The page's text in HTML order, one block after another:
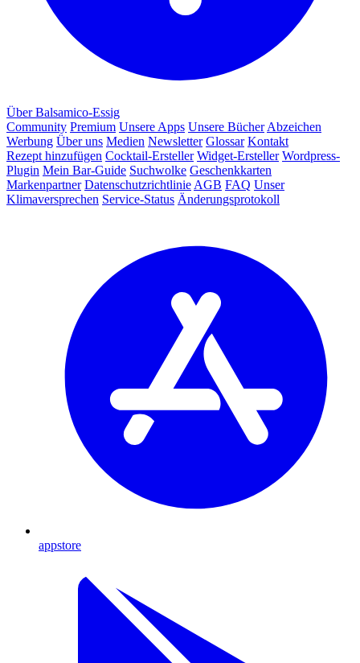
Über Balsamico-Essig
Community Premium Unsere Apps Unsere Bücher Abzeichen
Werbung Über uns Medien Newsletter Glossar Kontakt
Rezept hinzufügen Cocktail-Ersteller Widget-Ersteller Wordpress-
Plugin Mein Bar-Guide Suchwolke Geschenkkarten
Markenpartner Datenschutzrichtlinie AGB FAQ Unser
Klimaversprechen Service-Status Änderungsprotokoll
appstore